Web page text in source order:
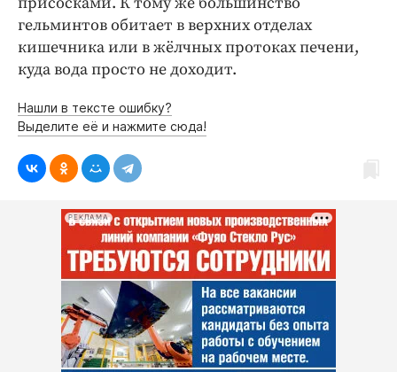
гельминтов обитает в верхних отделах
кишечника или в жёлчных протоках печени,
куда вода просто не доходит.
Нашли в тексте ошибку?
Выделите её и нажмите сюда!
РЕКЛАМА